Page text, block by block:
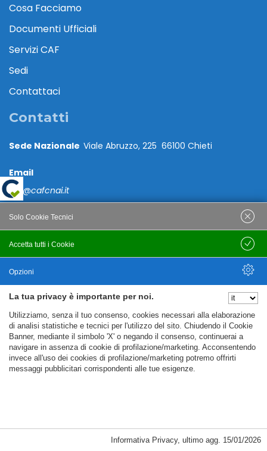
Cosa Facciamo
Documenti Ufficiali
Servizi CAF
Sedi
Contattaci
Contatti
Sede Nazionale Viale Abruzzo, 225 66100 Chieti
Email
caf@cafcnai.it
Posta Certificata
Tel. 0871 540063
PRIVACY
Note Legali
Policy
Cookie Policy
La tua privacy è importante per noi.
Utilizziamo, senza il tuo consenso, cookies necessari alla elaborazione
di analisi statistiche e tecnici per l'utilizzo del sito. Chiudendo il Cookie
Banner, mediante il simbolo 'X' o negando il consenso, continuerai a
navigare in assenza di cookie di profilazione/marketing. Acconsentendo
invece all'uso dei cookies di profilazione/marketing potremo offrirti
messaggi pubblicitari corrispondenti alle tue esigenze.
Accetta tutti i Cookie
Solo Cookie Tecnici
Salva
Opzioni
Nascondi Opzioni
Informativa Privacy, ultimo agg. 15/01/2026